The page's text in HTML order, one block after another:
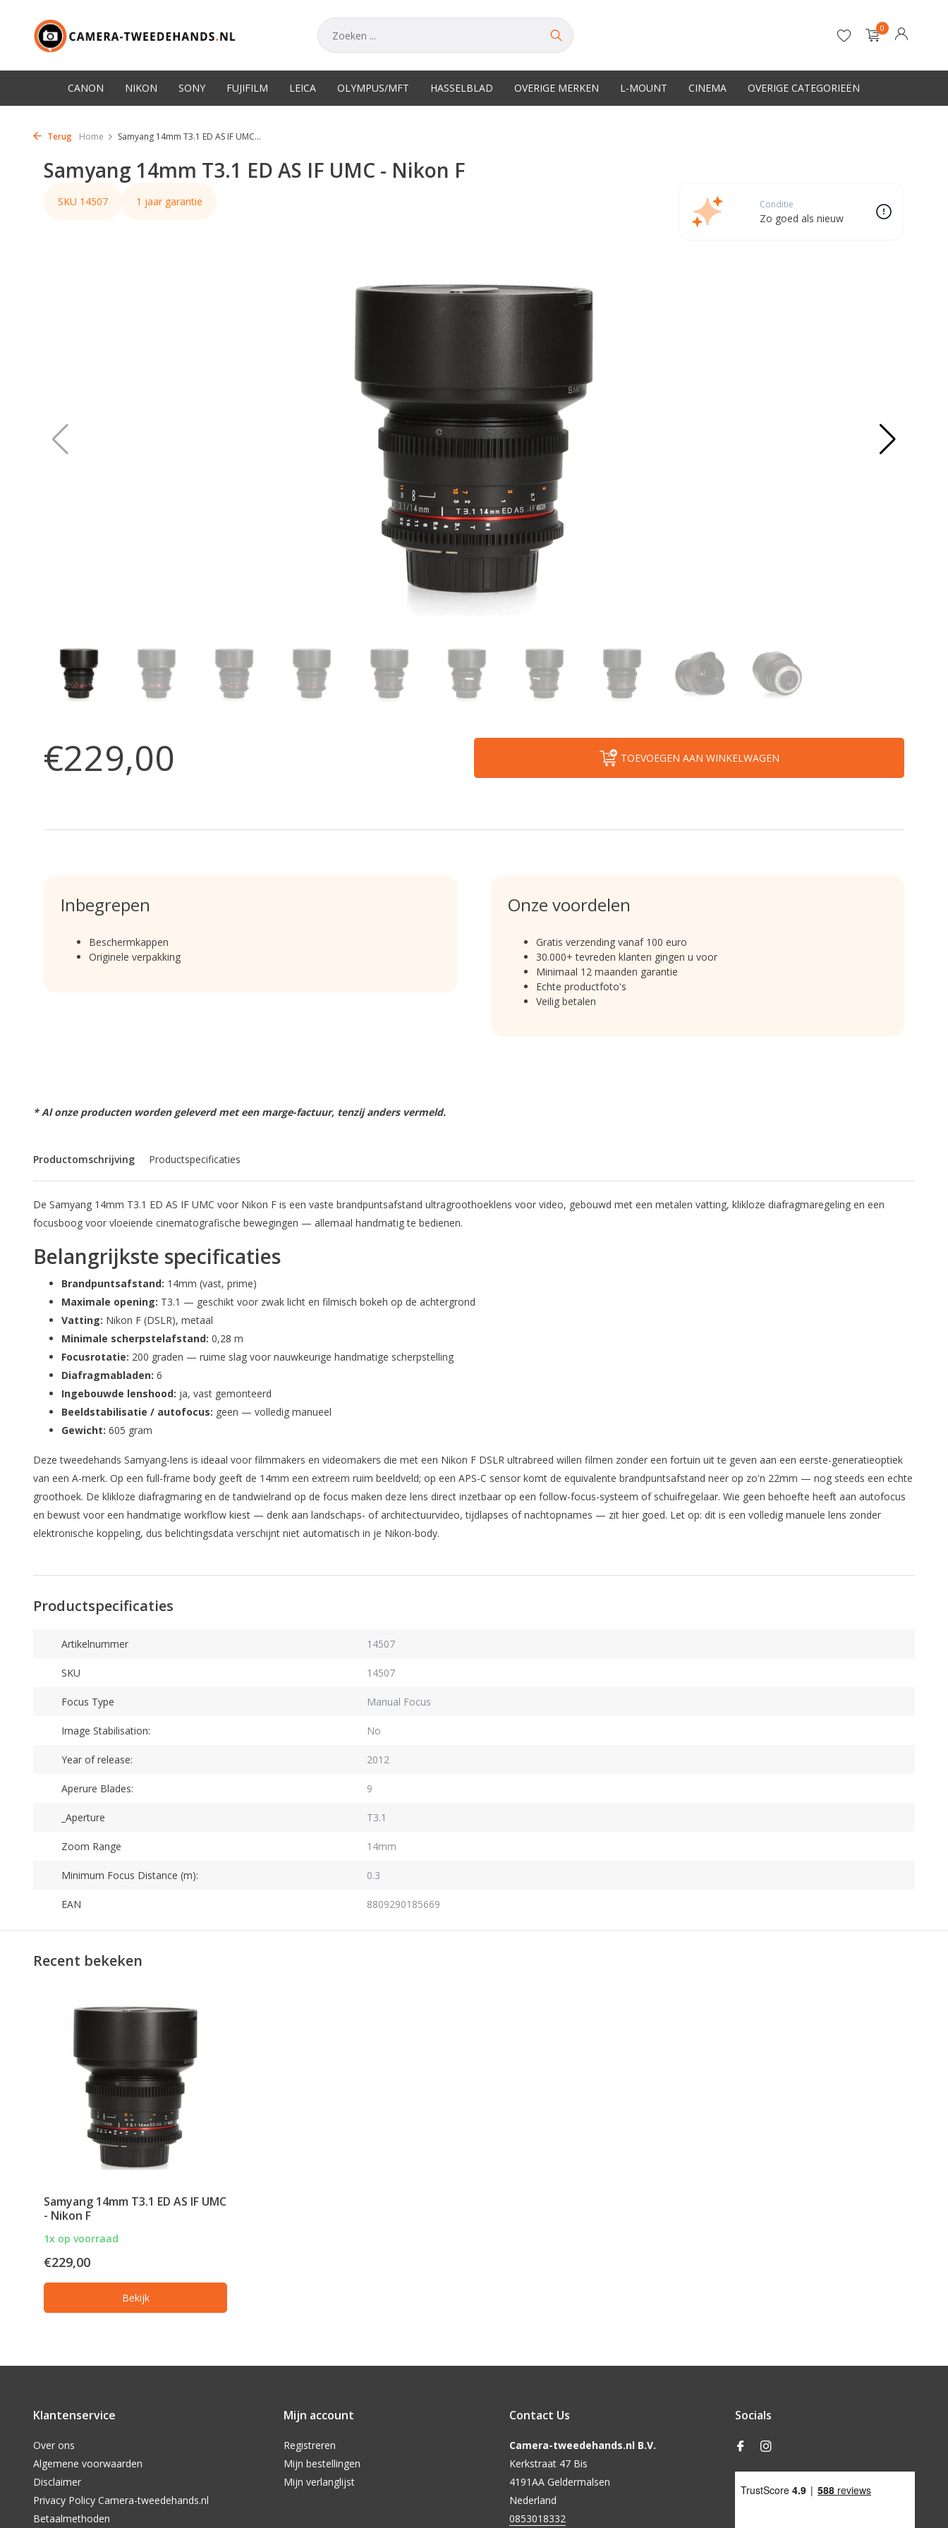
0
CANON NIKON SONY FUJIFILM LEICA OLYMPUS/MFT HASSELBLAD OVERIGE MERKEN L-MOUNT CINEMA OVERIGE CATEGORIEËN
Terug Home Samyang 14mm T3.1 ED AS IF UMC...
Samyang 14mm T3.1 ED AS IF UMC - Nikon F
SKU 14507 1 jaar garantie Conditie
Zo goed als nieuw
€229,00 TOEVOEGEN AAN WINKELWAGEN
Inbegrepen
Beschermkappen
Originele verpakking
Onze voordelen
Gratis verzending vanaf 100 euro
30.000+ tevreden klanten gingen u voor
Minimaal 12 maanden garantie
Echte productfoto's
Veilig betalen
* Al onze producten worden geleverd met een marge-factuur, tenzij anders vermeld.
Productomschrijving Productspecificaties
De Samyang 14mm T3.1 ED AS IF UMC voor Nikon F is een vaste brandpuntsafstand ultragroothoeklens voor video, gebouwd met een metalen vatting, klikloze diafragmaregeling en een
focusboog voor vloeiende cinematografische bewegingen — allemaal handmatig te bedienen.
Belangrijkste specificaties
Brandpuntsafstand: 14mm (vast, prime)
Maximale opening: T3.1 — geschikt voor zwak licht en filmisch bokeh op de achtergrond
Vatting: Nikon F (DSLR), metaal
Minimale scherpstelafstand: 0,28 m
Focusrotatie: 200 graden — ruime slag voor nauwkeurige handmatige scherpstelling
Diafragmabladen: 6
Ingebouwde lenshood: ja, vast gemonteerd
Beeldstabilisatie / autofocus: geen — volledig manueel
Gewicht: 605 gram
Deze tweedehands Samyang-lens is ideaal voor filmmakers en videomakers die met een Nikon F DSLR ultrabreed willen filmen zonder een fortuin uit te geven aan een eerste-generatieoptiek
van een A-merk. Op een full-frame body geeft de 14mm een extreem ruim beeldveld; op een APS-C sensor komt de equivalente brandpuntsafstand neer op zo'n 22mm — nog steeds een echte
groothoek. De klikloze diafragmaring en de tandwielrand op de focus maken deze lens direct inzetbaar op een follow-focus-systeem of schuifregelaar. Wie geen behoefte heeft aan autofocus
en bewust voor een handmatige workflow kiest — denk aan landschaps- of architectuurvideo, tijdlapses of nachtopnames — zit hier goed. Let op: dit is een volledig manuele lens zonder
elektronische koppeling, dus belichtingsdata verschijnt niet automatisch in je Nikon-body.
Productspecificaties
Artikelnummer 14507
SKU 14507
Focus Type Manual Focus
Image Stabilisation: No
Year of release: 2012
Aperure Blades: 9
_Aperture T3.1
Zoom Range 14mm
Minimum Focus Distance (m): 0.3
EAN 8809290185669
Recent bekeken
Samyang 14mm T3.1 ED AS IF UMC
- Nikon F
1x op voorraad
€229,00
Bekijk
Klantenservice
Over ons
Algemene voorwaarden
Disclaimer
Privacy Policy Camera-tweedehands.nl
Betaalmethoden
Mijn account
Registreren
Mijn bestellingen
Mijn verlanglijst
Contact Us
Camera-tweedehands.nl B.V.
Kerkstraat 47 Bis
4191AA Geldermalsen
Nederland
0853018332
Socials